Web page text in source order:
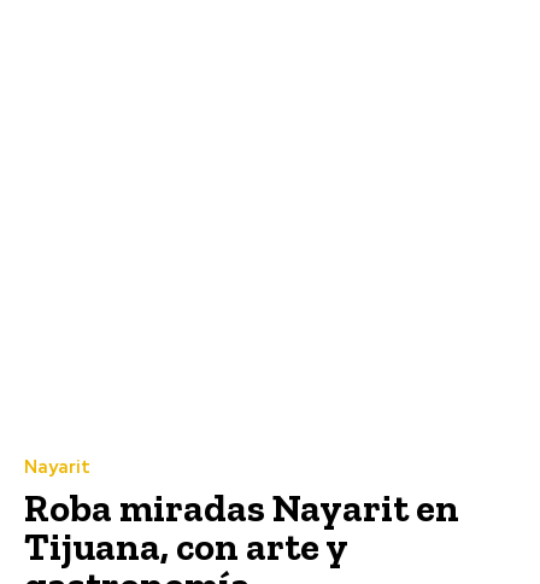
Nayarit
Roba miradas Nayarit en
Tijuana, con arte y